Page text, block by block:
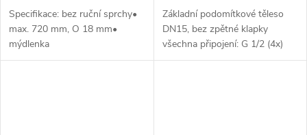
Specifikace: bez ruční sprchy•
max. 720 mm, O 18 mm•
mýdlenka
Základní podomítkové těleso
DN15, bez zpětné klapky
všechna připojení: G 1/2 (4x)
hloubka instalace: 75-105 mm